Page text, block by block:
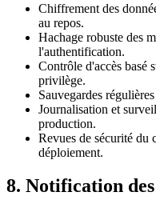
Chiffrement des
au repos.
Hachage robuste des
l'authentification.
Contrôle d'accès basé
privilège.
Sauvegardes
Journalisation et
production.
Revues de sécurité du
déploiement.
8. Notification